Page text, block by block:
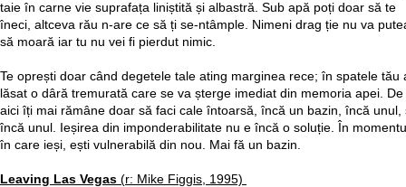
taie în carne vie suprafața liniștită și albastră. Sub apă poți doar să te
îneci, altceva rău n-are ce să ți se-ntâmple. Nimeni drag ție nu va
să moară iar tu nu vei fi pierdut nimic.
Te oprești doar când degetele tale ating marginea rece; în spatele tău
lăsat o dâră tremurată care se va șterge imediat din memoria apei. De
aici îți mai rămâne doar să faci cale întoarsă, încă un bazin, încă unul,
încă unul. Ieșirea din imponderabilitate nu e încă o soluție. În
în care ieși, ești vulnerabilă din nou. Mai fă un bazin.
Leaving Las Vegas (r: Mike Figgis, 1995)